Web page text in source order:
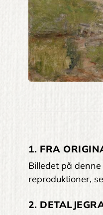
1. FRA
Billedet på
reproduktioner,
2.